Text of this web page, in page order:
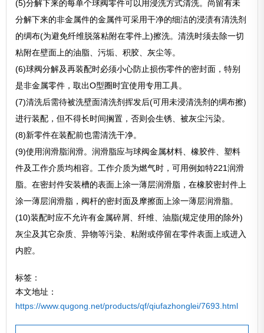
(5)分解下来的每单个球阀零件可以用浸洗方式清洗。尚留有未
分解下来的非金属件的金属件可采用干净的细洁的浸渍有清洗剂
的绸布(为避免纤维脱落粘附在零件上)擦洗。清洗时须去除一切
粘附在壁面上的油脂、污垢、积胶、灰尘等。
(6)球阀分解及再装配时必须小心防止损伤零件的密封面，特别
是非金属零件，取出O型圈时宜使用专用工具。
(7)清洗后需待被洗壁面清洗剂挥发后(可用未浸清洗剂的绸布擦)
进行装配，但不得长时间搁置，否则会生锈、被灰尘污染。
(8)新零件在装配前也需清洗干净。
(9)使用润滑脂润滑。润滑脂应与球阀金属材料、橡胶件、塑料
件及工作介质均相容。工作介质为燃气时，可用例如特221润滑
脂。在密封件安装槽的表面上涂一薄层润滑脂，在橡胶密封件上
涂一薄层润滑脂，阀杆的密封面及摩擦面上涂一薄层润滑脂。
(10)装配时应不允许有金属碎屑、纤维、油脂(规定使用的除外)
灰尘及其它杂质、异物等污染、粘附或停留在零件表面上或进入
内腔。
标签：
本文地址：
https://www.qugong.net/products/qf/qiufazhonglei/7693.html